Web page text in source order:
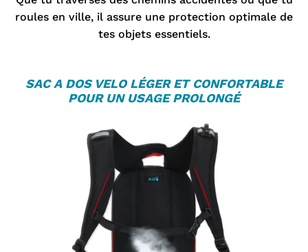
roules en ville, il assure une protection optimale de
tes objets essentiels.
SAC A DOS VELOLÉGER ET CONFORTABLE
POUR UN USAGE PROLONGÉ